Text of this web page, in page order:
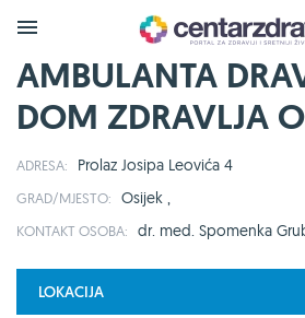
AMBULANTA
DOM ZDRAVLJA
ADRESA: Prolaz Josipa Leovića 4
GRAD/MJESTO: Osijek ,
KONTAKT OSOBA: dr. med. Spomenka
LOKACIJA